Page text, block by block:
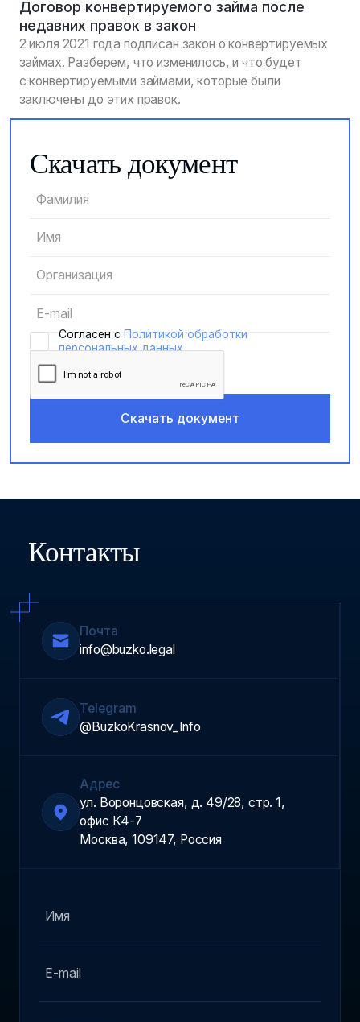
Договор конвертируемого займа после
недавних правок в закон
2 июля 2021 года подписан закон о конвертируемых
займах. Разберем, что изменилось, и что будет
с конвертируемыми займами, которые были
заключены до этих правок.
Скачать документ
Cогласен с Политикой обработки
персональных данных
Контакты
Почта
info@buzko.legal
Telegram
@BuzkoKrasnov_Info
Адрес
ул. Воронцовская, д. 49/28, стр. 1,
офис К4-7
Москва, 109147, Россия